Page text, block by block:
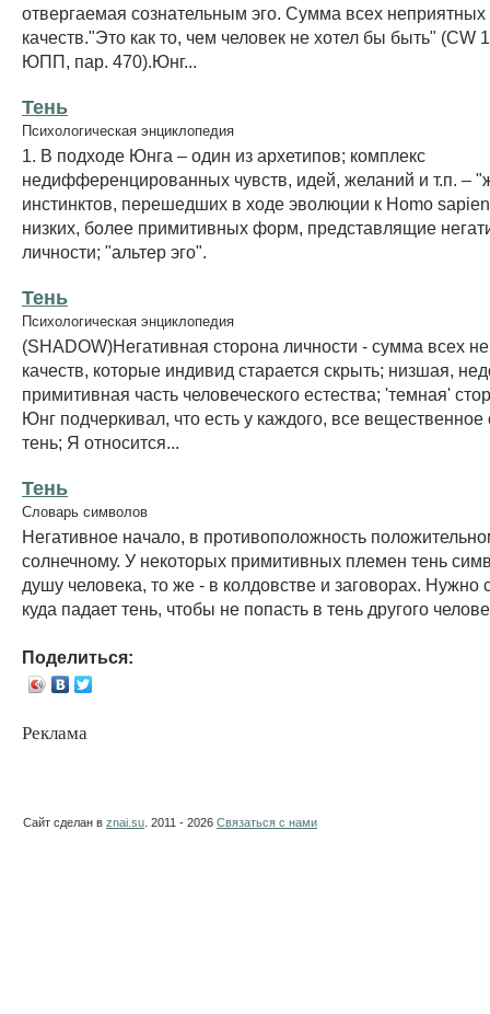
отвергаемая сознательным эго. Сумма всех
качеств."Это как то, чем человек не хотел бы быть" (CW
ЮПП, пар. 470).Юнг...
Тень
Психологическая энциклопедия
1. В подходе Юнга – один из архетипов; комплекс
недифференцированных чувств, идей, желаний и т.п. –
инстинктов, перешедших в ходе эволюции к Homo
низких, более примитивных форм, представлящие
личности; "альтер эго".
Тень
Психологическая энциклопедия
(SHADOW)Негативная сторона личности - сумма всех
качеств, которые индивид старается скрыть; низшая,
примитивная часть человеческого естества; 'темная'
Юнг подчеркивал, что есть у каждого, все вещественное
тень; Я относится...
Тень
Словарь символов
Негативное начало, в противоположность
солнечному. У некоторых примитивных племен тень
душу человека, то же - в колдовстве и заговорах. Нужно
куда падает тень, чтобы не попасть в тень другого
Поделиться:
Реклама
Сайт сделан в znai.su . 2011 - 2026 Связаться с нами